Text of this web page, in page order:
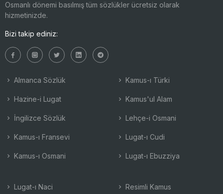
Osmanlı dönemi basılmış tüm sözlükler ücretsiz olarak
hizmetinizde.
Bizi takip ediniz:
Almanca Sözlük
Hazine-i Lugat
İngilizce Sözlük
Kamus-ı Fransevi
Kamus-ı Osmani
Kamus-ı Türki
Kamus'ul Alam
Lehçe-i Osmani
Lugat-ı Cudi
Lugat-ı Ebuzziya
Lugat-ı Naci Resimli Kamus